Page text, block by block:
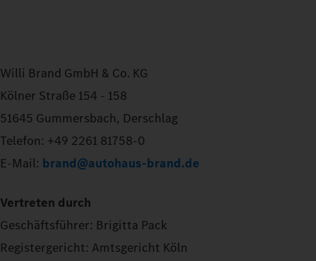
Willi Brand GmbH & Co. KG
Kölner Straße 154 - 158
51645 Gummersbach, Derschlag
Telefon: +49 2261 81758-0
E-Mail: brand@autohaus-brand.de
Vertreten durch
Geschäftsführer: Brigitta Pack
Registergericht: Amtsgericht Köln